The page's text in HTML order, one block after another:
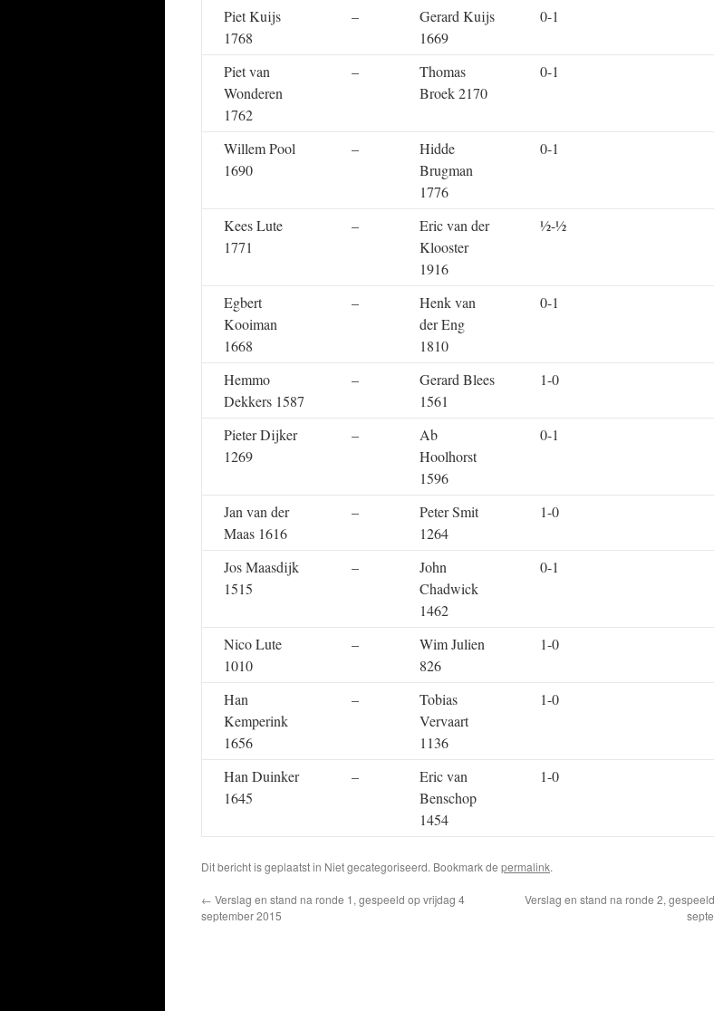
Piet Kuijs
1768
–
Gerard Kuijs
1669
0-1
Piet van
Wonderen
1762
–
Thomas
Broek 2170
0-1
Willem Pool
1690
–
Hidde
Brugman
1776
0-1
Kees Lute
1771
–
Eric van der
Klooster
1916
½-½
Egbert
Kooiman
1668
–
Henk van
der Eng
1810
0-1
Hemmo
Dekkers 1587
–
Gerard Blees
1561
1-0
Pieter Dijker
1269
–
Ab
Hoolhorst
1596
0-1
Jan van der
Maas 1616
–
Peter Smit
1264
1-0
Jos Maasdijk
1515
–
John
Chadwick
1462
0-1
Nico Lute
1010
–
Wim Julien
826
1-0
Han
Kemperink
1656
–
Tobias
Vervaart
1136
1-0
Han Duinker
1645
–
Eric van
Benschop
1454
1-0
Dit bericht is geplaatst in Niet gecategoriseerd. Bookmark de permalink.
← Verslag en stand na ronde 1, gespeeld op vrijdag 4
september 2015
Verslag en stand na ronde 2,